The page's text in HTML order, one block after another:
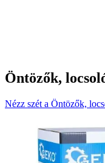
Öntözők,
Nézz szét a Öntözők,